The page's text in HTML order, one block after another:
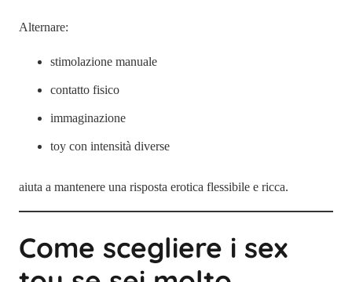
Alternare:
stimolazione manuale
contatto fisico
immaginazione
toy con intensità diverse
aiuta a mantenere una risposta erotica flessibile e ricca.
Come scegliere i sex